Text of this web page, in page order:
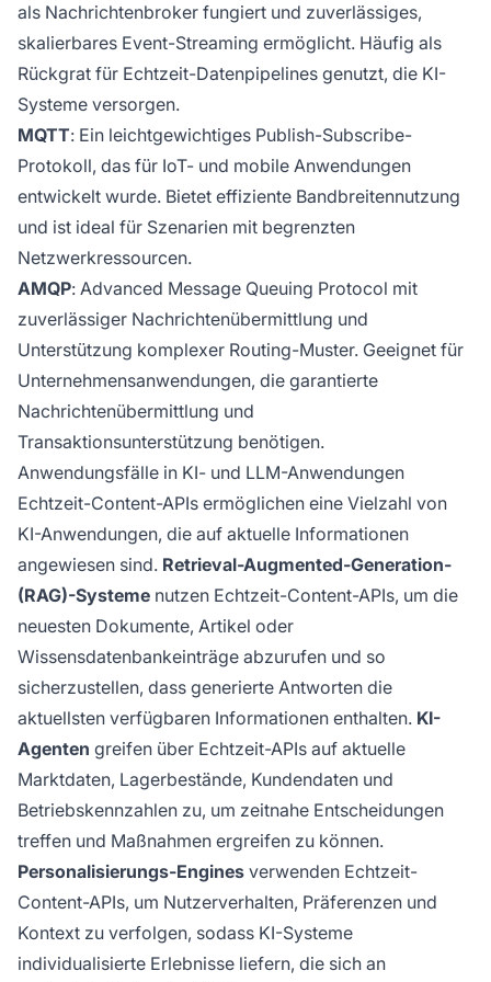
als Nachrichtenbroker fungiert und zuverlässiges,
skalierbares Event-Streaming ermöglicht. Häufig als
Rückgrat für Echtzeit-Datenpipelines genutzt, die KI-
Systeme versorgen.
MQTT: Ein leichtgewichtiges Publish-Subscribe-
Protokoll, das für IoT- und mobile Anwendungen
entwickelt wurde. Bietet effiziente Bandbreitennutzung
und ist ideal für Szenarien mit begrenzten
Netzwerkressourcen.
AMQP: Advanced Message Queuing Protocol mit
zuverlässiger Nachrichtenübermittlung und
Unterstützung komplexer Routing-Muster. Geeignet für
Unternehmensanwendungen, die garantierte
Nachrichtenübermittlung und
Transaktionsunterstützung benötigen.
Anwendungsfälle in KI- und LLM-Anwendungen
Echtzeit-Content-APIs ermöglichen eine Vielzahl von
KI-Anwendungen, die auf aktuelle Informationen
angewiesen sind. Retrieval-Augmented-Generation-
(RAG)-Systeme nutzen Echtzeit-Content-APIs, um die
neuesten Dokumente, Artikel oder
Wissensdatenbankeinträge abzurufen und so
sicherzustellen, dass generierte Antworten die
aktuellsten verfügbaren Informationen enthalten. KI-
Agenten greifen über Echtzeit-APIs auf aktuelle
Marktdaten, Lagerbestände, Kundendaten und
Betriebskennzahlen zu, um zeitnahe Entscheidungen
treffen und Maßnahmen ergreifen zu können.
Personalisierungs-Engines verwenden Echtzeit-
Content-APIs, um Nutzerverhalten, Präferenzen und
Kontext zu verfolgen, sodass KI-Systeme
individualisierte Erlebnisse liefern, die sich an